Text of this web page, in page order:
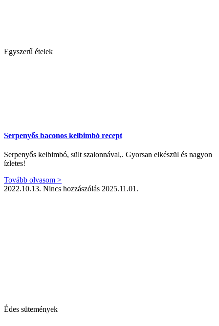
Egyszerű ételek
Serpenyős baconos kelbimbó recept
Serpenyős kelbimbó, sült szalonnával,. Gyorsan elkészül és nagyon
ízletes!
Tovább olvasom >
2022.10.13. Nincs hozzászólás 2025.11.01.
Édes sütemények